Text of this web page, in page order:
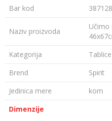
Bar kod
Naziv proizvoda
Učimo
Kategorija
Brend
Spirit
Jedinica mere
kom
Dimenzije